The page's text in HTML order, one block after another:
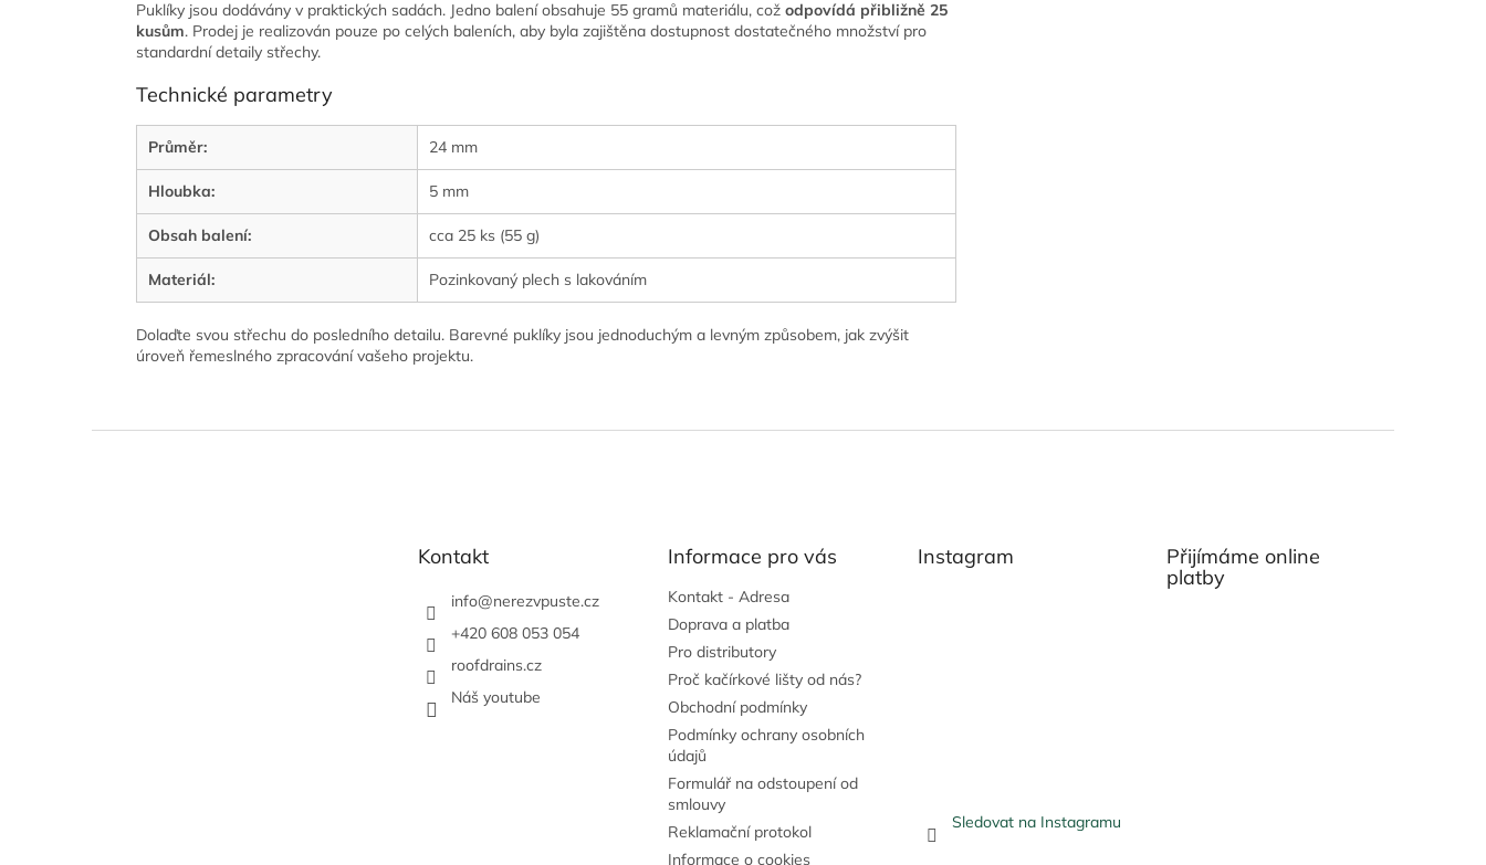
Puklíky jsou dodávány v praktických sadách. Jedno balení obsahuje 55 gramů materiálu, což odpovídá přibližně 25
kusům. Prodej je realizován pouze po celých baleních, aby byla zajištěna dostupnost dostatečného množství pro
standardní detaily střechy.
Technické parametry
Průměr: 24 mm
Hloubka: 5 mm
Obsah balení: cca 25 ks (55 g)
Materiál: Pozinkovaný plech s lakováním
Dolaďte svou střechu do posledního detailu. Barevné puklíky jsou jednoduchým a levným způsobem, jak zvýšit
úroveň řemeslného zpracování vašeho projektu.
Kontakt
info@nerezvpuste.cz
+420 608 053 054
roofdrains.cz
Náš youtube
Informace pro vás
Kontakt - Adresa
Doprava a platba
Pro distributory
Proč kačírkové lišty od nás?
Obchodní podmínky
Podmínky ochrany osobních
údajů
Formulář na odstoupení od
smlouvy
Reklamační protokol
Informace o cookies
Instagram
Sledovat na Instagramu
Přijímáme online
platby